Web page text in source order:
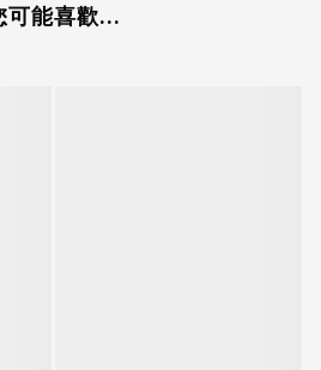
可能喜歡...